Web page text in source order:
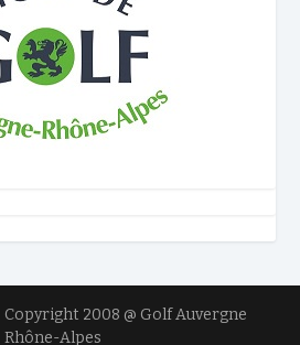
| Copyright 2008 @ Golf Auvergne
Rhône-Alpes